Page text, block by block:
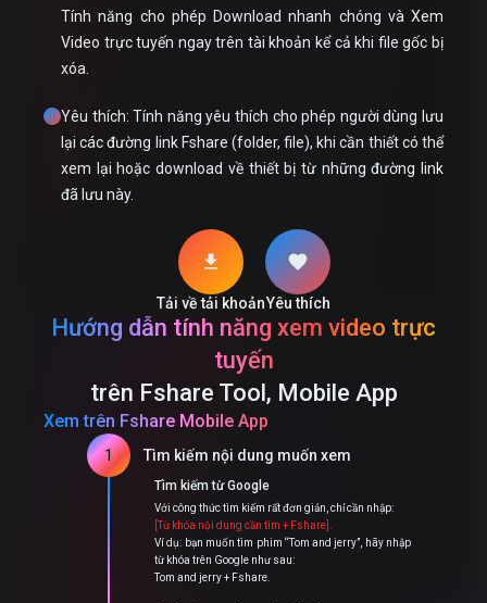
Tính năng cho phép Download nhanh chóng và Xem
Video trực tuyến ngay trên tài khoản kể cả khi file gốc bị
xóa.
Yêu thích: Tính năng yêu thích cho phép người dùng lưu
lại các đường link Fshare (folder, file), khi cần thiết có thể
xem lại hoặc download về thiết bị từ những đường link
đã lưu này.
download
Tải về tải khoản
favorite
Yêu thích
Hướng dẫn tính năng xem video trực
tuyến
trên Fshare Tool, Mobile App
Xem trên Fshare Mobile App
1 Tìm kiếm nội dung muốn xem
Tìm kiếm từ Google
Với công thức tìm kiếm rất đơn giản, chỉ cần nhập:
[Từ khóa nội dung cần tìm + Fshare].
Ví dụ: bạn muốn tìm phim “Tom and jerry”, hãy nhập
từ khóa trên Google như sau:
Tom and jerry + Fshare.